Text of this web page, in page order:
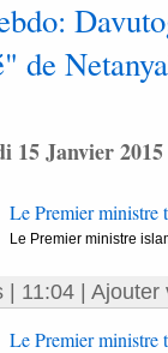
de
15 Janvier 2015
Le Premier ministre
Le Premier ministre
| 11:04 | Ajouter
Le Premier ministre